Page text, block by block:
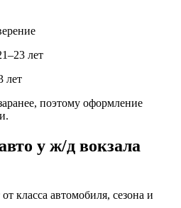
лет
лет
поэтому оформление
у ж/д вокзала
класса автомобиля, сезона и